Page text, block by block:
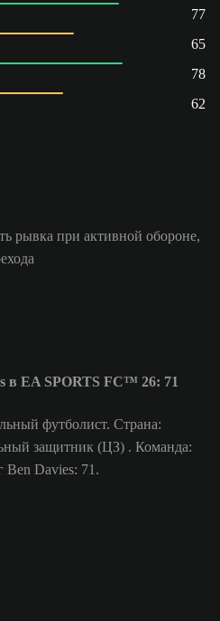
77
65
78
62
рывка при активной обороне,
в EA SPORTS FC™ 26: 71
футболист. Страна:
защитник (ЦЗ) . Команда:
Davies: 71.